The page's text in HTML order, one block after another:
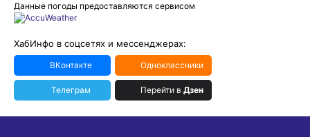
Данные погоды предоставляются сервисом
ХабИнфо в соцсетях и мессенджерах:
ВКонтакте Одноклассники
Телеграм Перейти в Дзен